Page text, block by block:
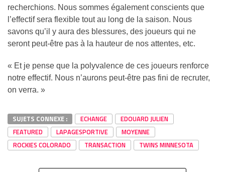
recherchions. Nous sommes également conscients que
l’effectif sera flexible tout au long de la saison. Nous
savons qu’il y aura des blessures, des joueurs qui ne
seront peut-être pas à la hauteur de nos attentes, etc.
« Et je pense que la polyvalence de ces joueurs renforce
notre effectif. Nous n’aurons peut-être pas fini de recruter,
on verra. »
SUJETS CONNEXE : ECHANGE
EDOUARD JULIEN
FEATURED
LAPAGESPORTIVE
MOYENNE
ROCKIES COLORADO
TRANSACTION TWINS MINNESOTA